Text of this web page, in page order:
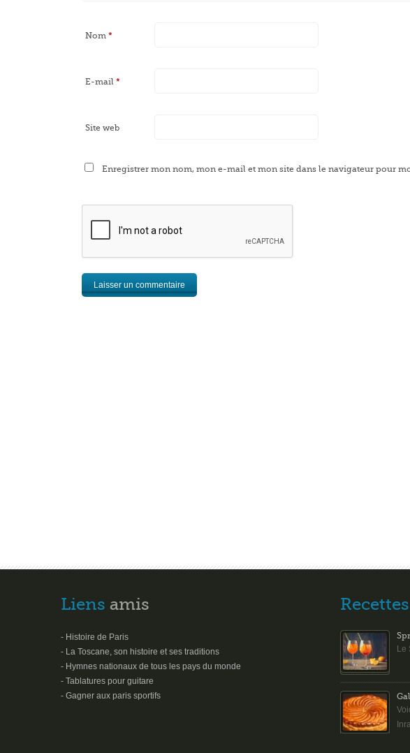
Nom *
E-mail *
Site web
Enregistrer mon nom, mon e-mail et mon site dans le navigateur pour
Liens amis
- Histoire de Paris
- La Toscane, son histoire et ses traditions
- Hymnes nationaux de tous les pays du monde
- Tablatures pour guitare
- Gagner aux paris sportifs
Recettes
Le